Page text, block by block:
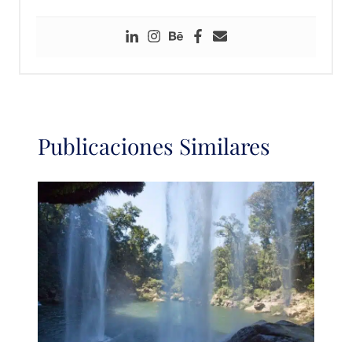
Publicaciones Similares